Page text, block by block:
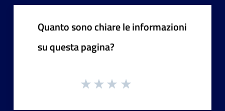
Quanto sono chiare le informazioni
su questa pagina?